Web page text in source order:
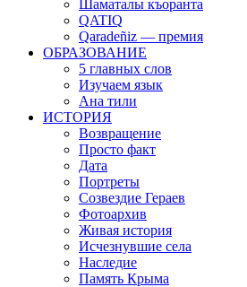
Шаматалы къоранта
QATIQ
Qaradeñiz — премия
ОБРАЗОВАНИЕ
5 главных слов
Изучаем язык
Ана тили
ИСТОРИЯ
Возвращение
Просто факт
Дата
Портреты
Созвездие Гераев
Фотоархив
Живая история
Исчезнувшие села
Наследие
Память Крыма